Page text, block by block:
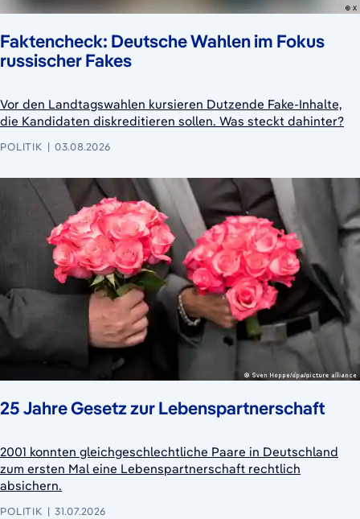
Faktencheck: Deutsche Wahlen im Fokus
russischer Fakes
Vor den Landtagswahlen kursieren Dutzende Fake-Inhalte,
die Kandidaten diskreditieren sollen. Was steckt dahinter?
POLITIK 03.08.2026
25 Jahre Gesetz zur Lebenspartnerschaft
2001 konnten gleichgeschlechtliche Paare in Deutschland
zum ersten Mal eine Lebenspartnerschaft rechtlich
absichern.
POLITIK 31.07.2026